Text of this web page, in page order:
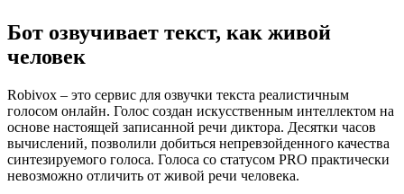
Бот озвучивает текст, как живой
человек
Robivox – это сервис для озвучки текста реалистичным
голосом онлайн. Голос создан искусственным интеллектом на
основе настоящей записанной речи диктора. Десятки часов
вычислений, позволили добиться непревзойденного качества
синтезируемого голоса. Голоса со статусом PRO практически
невозможно отличить от живой речи человека.